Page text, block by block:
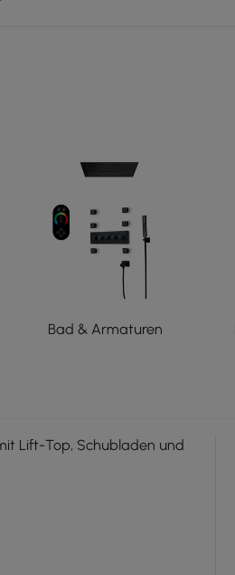
Bad & Armaturen
Lift-Top, Schubladen und